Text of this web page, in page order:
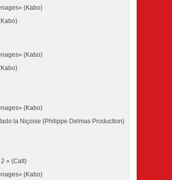
(Kabo)
(Kabo)
(Kabo)
la Niçoise (Philippe Delmas Production)
» (Calt)
(Kabo)